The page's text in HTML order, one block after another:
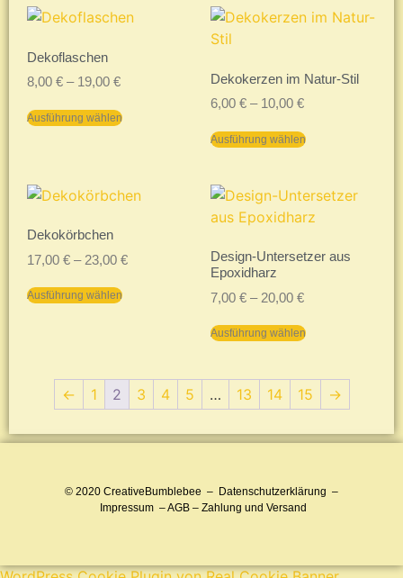
Dekoflaschen
8,00 € – 19,00 €
Ausführung wählen
Dekokerzen im Natur-Stil
6,00 € – 10,00 €
Ausführung wählen
Dekokörbchen
17,00 € – 23,00 €
Ausführung wählen
Design-Untersetzer aus
Epoxidharz
7,00 € – 20,00 €
Ausführung wählen
← 1 2 3 4 5 … 13 14 15 →
© 2020 CreativeBumblebee – Datenschutzerklärung –
Impressum–AGB– Zahlung und Versand